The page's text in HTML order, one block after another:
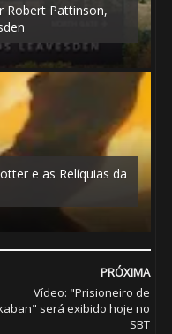
Robert Pattinson,
e as Relíquias da
PRÓXIMA
Vídeo: "Prisioneiro de
será exibido hoje no
SBT